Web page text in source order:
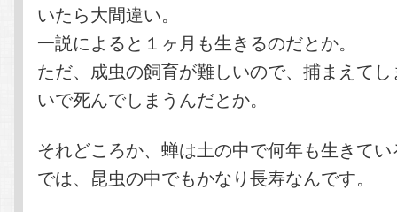
いたら大間違い。
一説によると１ヶ月も生きるのだとか。
ただ、成虫の飼育が難しいので、捕まえて
いで死んでしまうんだとか。
それどころか、蝉は土の中で何年も生きて
では、昆虫の中でもかなり長寿なんです。